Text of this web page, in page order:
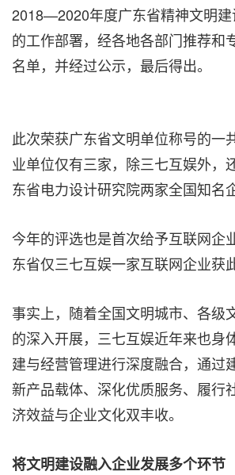
2018—2020年度广东省精神文明建
的工作部署，经各地各部门推荐和
名单，并经过公示，最后得出。
此次荣获广东省文明单位称号的一
业单位仅有三家，除三七互娱外，
东省电力设计研究院两家全国知名
今年的评选也是首次给予互联网企
东省仅三七互娱一家互联网企业获
事实上，随着全国文明城市、各级
的深入开展，三七互娱近年来也身
建与经营管理进行深度融合，通过
新产品载体、深化优质服务、履行
济效益与企业文化双丰收。
将文明建设融入企业发展多个环节